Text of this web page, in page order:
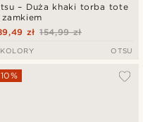
– Duża khaki torba tote
154,99 zł
zł
OTSU